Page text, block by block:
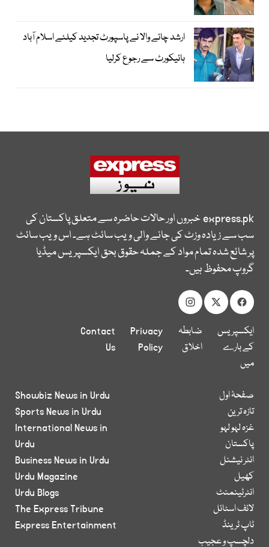
ارشد چائے والا نے پاسپورٹ تجدید کیلئے اسلام آباد
ہائیکورٹ سے رجوع کرلیا
express.pkخبروں اور حالات حاضرہ سے متعلق پاکستان کی
سب سے زیادہ وزٹ کی جانے والی ویب سائٹ ہے۔ اس ویب سائٹ
پر شائع شدہ تمام مواد کے جملہ حقوق بحق ایکسپریس میڈیا
گروپ محفوظ ہیں۔
ایکسپریس
کے بارے
میں
ضابطہ
اخلاق
Privacy
Policy
Contact
Us
صفحۂ اول
تازہ ترین
غزہ لہو لہو
پاکستان
انٹر نیشنل
کھیل
انٹرٹینمنٹ
لائف اسٹائل
ٹاپ ٹرینڈ
دلچسپ و عجیب
Showbiz News in Urdu
Sports News in Urdu
International News in
Urdu
Business News in Urdu
Urdu Magazine
Urdu Blogs
The Express Tribune
Express Entertainment